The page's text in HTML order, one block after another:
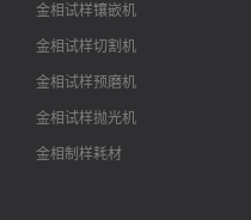
金相试样镶嵌机
金相试样切割机
金相试样预磨机
金相试样抛光机
金相制样耗材